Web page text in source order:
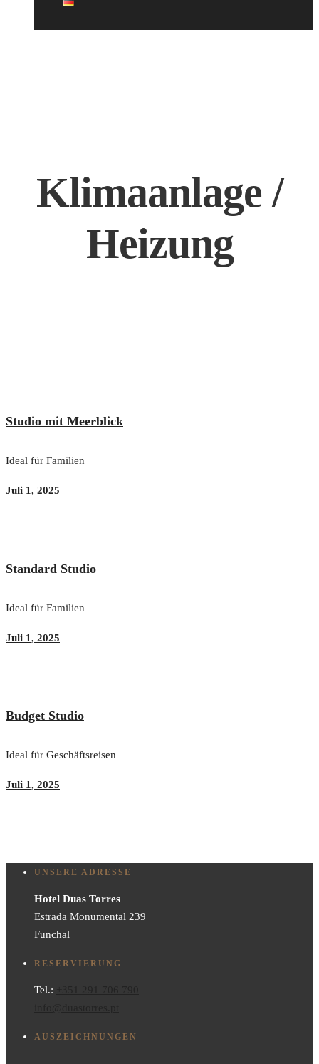
Klimaanlage /
Heizung
Studio mit Meerblick
Ideal für Familien
Juli 1, 2025
Standard Studio
Ideal für Familien
Juli 1, 2025
Budget Studio
Ideal für Geschäftsreisen
Juli 1, 2025
UNSERE ADRESSE
Hotel Duas Torres
Estrada Monumental 239
Funchal
RESERVIERUNG
Tel.:
AUSZEICHNUNGEN